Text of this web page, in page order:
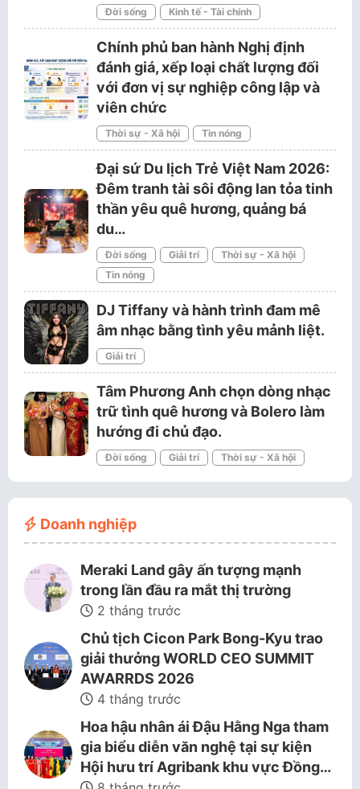
Đời sống Kinh tế - Tài chính
Chính phủ ban hành Nghị định
đánh giá, xếp loại chất lượng đối
với đơn vị sự nghiệp công lập và
viên chức
Thời sự - Xã hội Tin nóng
Đại sứ Du lịch Trẻ Việt Nam 2026:
Đêm tranh tài sôi động lan tỏa tinh
thần yêu quê hương, quảng bá
du…
Đời sống Giải trí
Thời sự - Xã hội
Tin nóng
DJ Tiffany và hành trình đam mê
âm nhạc bằng tình yêu mảnh liệt.
Giải trí
Tâm Phương Anh chọn dòng nhạc
trữ tình quê hương và Bolero làm
hướng đi chủ đạo.
Đời sống Giải trí Thời sự - Xã hội
Doanh nghiệp
Meraki Land gây ấn tượng mạnh
trong lần đầu ra mắt thị trường
2 tháng trước
Chủ tịch Cicon Park Bong-Kyu trao
giải thưởng WORLD CEO SUMMIT
AWARRDS 2026
4 tháng trước
Hoa hậu nhân ái Đậu Hằng Nga tham
gia biểu diễn văn nghệ tại sự kiện
Hội hưu trí Agribank khu vực Đồng…